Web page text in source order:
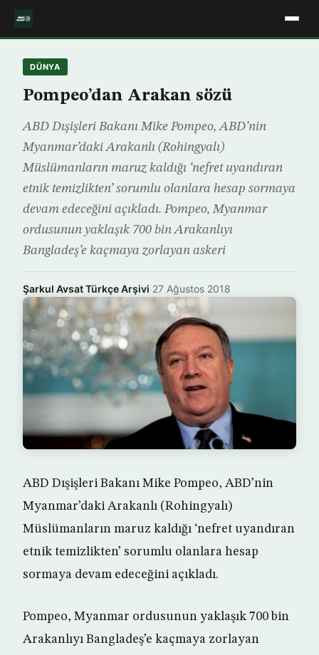
DÜNYA
Pompeo’dan Arakan sözü
ABD Dışişleri Bakanı Mike Pompeo, ABD’nin
Myanmar’daki Arakanlı (Rohingyalı)
Müslümanların maruz kaldığı ‘nefret uyandıran
etnik temizlikten’ sorumlu olanlara hesap sormaya
devam edeceğini açıkladı. Pompeo, Myanmar
ordusunun yaklaşık 700 bin Arakanlıyı
Bangladeş’e kaçmaya zorlayan askeri
Şarkul Avsat Türkçe Arşivi·27 Ağustos 2018
ABD Dışişleri Bakanı Mike Pompeo, ABD’nin
Myanmar’daki Arakanlı (Rohingyalı)
Müslümanların maruz kaldığı ‘nefret uyandıran
etnik temizlikten’ sorumlu olanlara hesap
sormaya devam edeceğini açıkladı.
Pompeo, Myanmar ordusunun yaklaşık 700 bin
Arakanlıyı Bangladeş’e kaçmaya zorlayan